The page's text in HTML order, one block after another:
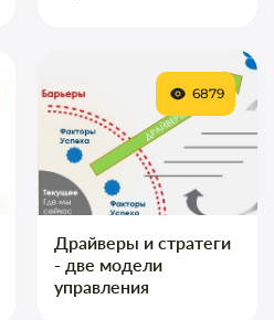
Драйверы и стратеги
- две модели
управления
6879